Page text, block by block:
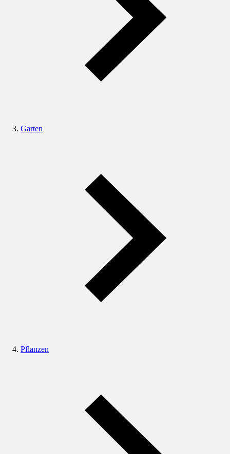
Garten
Pflanzen